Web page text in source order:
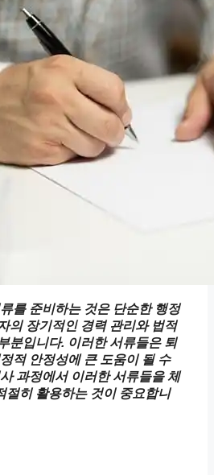
를 준비하는 것은 단순한 행정
의 장기적인 경력 관리와 법적
분입니다. 이러한 서류들은 퇴
적 안정성에 큰 도움이 될 수
과정에서 이러한 서류들을 체
절히 활용하는 것이 중요합니